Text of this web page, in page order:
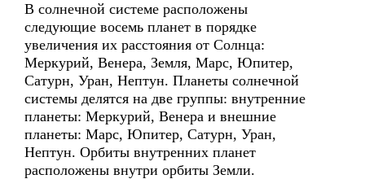
В солнечной системе расположены
следующие восемь планет в порядке
увеличения их расстояния от Солнца:
Меркурий, Венера, Земля, Марс, Юпитер,
Сатурн, Уран, Нептун. Планеты солнечной
системы делятся на две группы: внутренние
планеты: Меркурий, Венера и внешние
планеты: Марс, Юпитер, Сатурн, Уран,
Нептун. Орбиты внутренних планет
расположены внутри орбиты Земли.